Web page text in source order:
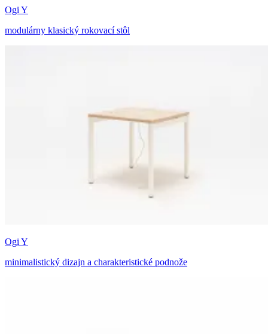
Ogi Y
modulárny klasický rokovací stôl
Ogi Y
minimalistický dizajn a charakteristické podnože